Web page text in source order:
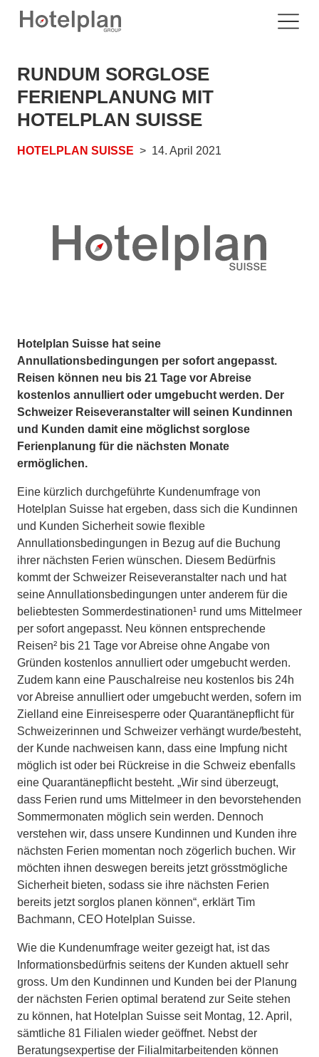
RUNDUM SORGLOSE
FERIENPLANUNG MIT
HOTELPLAN SUISSE
HOTELPLAN SUISSE 14. April 2021
Hotelplan Suisse hat seine
Annullationsbedingungen per sofort angepasst.
Reisen können neu bis 21 Tage vor Abreise
kostenlos annulliert oder umgebucht werden. Der
Schweizer Reiseveranstalter will seinen Kundinnen
und Kunden damit eine möglichst sorglose
Ferienplanung für die nächsten Monate
ermöglichen.
Eine kürzlich durchgeführte Kundenumfrage von
Hotelplan Suisse hat ergeben, dass sich die Kundinnen
und Kunden Sicherheit sowie flexible
Annullationsbedingungen in Bezug auf die Buchung
ihrer nächsten Ferien wünschen. Diesem Bedürfnis
kommt der Schweizer Reiseveranstalter nach und hat
seine Annullationsbedingungen unter anderem für die
beliebtesten Sommerdestinationen¹ rund ums Mittelmeer
per sofort angepasst. Neu können entsprechende
Reisen² bis 21 Tage vor Abreise ohne Angabe von
Gründen kostenlos annulliert oder umgebucht werden.
Zudem kann eine Pauschalreise neu kostenlos bis 24h
vor Abreise annulliert oder umgebucht werden, sofern im
Zielland eine Einreisesperre oder Quarantänepflicht für
Schweizerinnen und Schweizer verhängt wurde/besteht,
der Kunde nachweisen kann, dass eine Impfung nicht
möglich ist oder bei Rückreise in die Schweiz ebenfalls
eine Quarantänepflicht besteht. „Wir sind überzeugt,
dass Ferien rund ums Mittelmeer in den bevorstehenden
Sommermonaten möglich sein werden. Dennoch
verstehen wir, dass unsere Kundinnen und Kunden ihre
nächsten Ferien momentan noch zögerlich buchen. Wir
möchten ihnen deswegen bereits jetzt grösstmögliche
Sicherheit bieten, sodass sie ihre nächsten Ferien
bereits jetzt sorglos planen können“, erklärt Tim
Bachmann, CEO Hotelplan Suisse.
Wie die Kundenumfrage weiter gezeigt hat, ist das
Informationsbedürfnis seitens der Kunden aktuell sehr
gross. Um den Kundinnen und Kunden bei der Planung
der nächsten Ferien optimal beratend zur Seite stehen
zu können, hat Hotelplan Suisse seit Montag, 12. April,
sämtliche 81 Filialen wieder geöffnet. Nebst der
Beratungsexpertise der Filialmitarbeitenden können